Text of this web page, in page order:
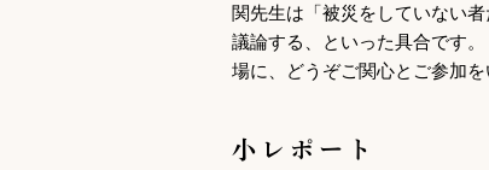
関先生は「被災をしていない
議論する、といった具合です
場に、どうぞご関心とご参加を
小レポート